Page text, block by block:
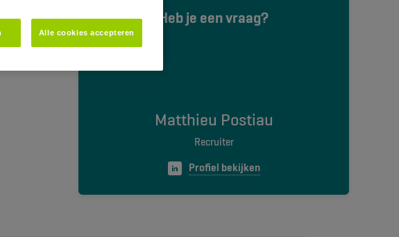
Heb je een vraag?
Matthieu Postiau
Recruiter
Profiel bekijken
Alle cookies accepteren